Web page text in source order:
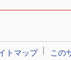
トマップ
この